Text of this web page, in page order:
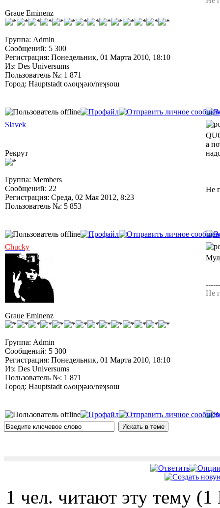
Graue Eminenz
Группа: Admin
Сообщений: 5 300
Регистрация: Понедельник, 01 Марта 2010, 18:10
Из: Des Universums
Пользователь №: 1 871
Город: Hauptstadt oʌoɥʞǝɹo/nɐʞsoɯ
Slavek
Рекрут
Группа: Members
Сообщений: 22
Регистрация: Среда, 02 Мая 2012, 8:23
Пользователь №: 5 853
а
Не
Chucky
Graue Eminenz
Группа: Admin
Сообщений: 5 300
Регистрация: Понедельник, 01 Марта 2010, 18:10
Из: Des Universums
Пользователь №: 1 871
Город: Hauptstadt oʌoɥʞǝɹo/nɐʞsoɯ
Не
1 чел. читают эту тему